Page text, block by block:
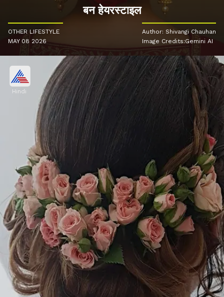
बन हेयरस्टाइल
OTHER LIFESTYLE
MAY 08 2026
Author: Shivangi Chauhan
Image Credits:Gemini AI
Hindi